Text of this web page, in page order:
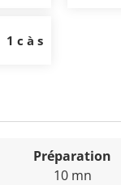
1 c à s
Préparation
10 mn